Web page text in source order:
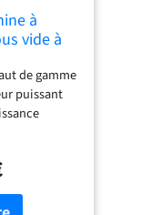
à
vide à
mm
pour
de gamme
puissant
de
de vide.